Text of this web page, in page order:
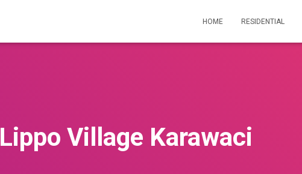
HOME RESIDENTIAL
Lippo Village Karawaci